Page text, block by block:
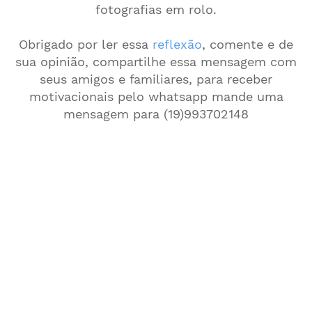
fotografias em rolo.
Obrigado por ler essa reflexão, comente e de
sua opinião, compartilhe essa mensagem com
seus amigos e familiares, para receber
motivacionais pelo whatsapp mande uma
mensagem para (19)993702148